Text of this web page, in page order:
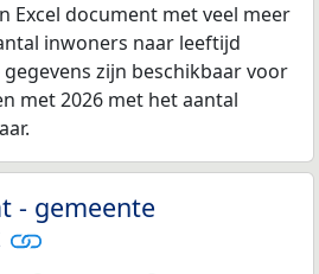
Excel document met veel meer
inwoners naar leeftijd
zijn beschikbaar voor
met 2026 met het aantal
- gemeente